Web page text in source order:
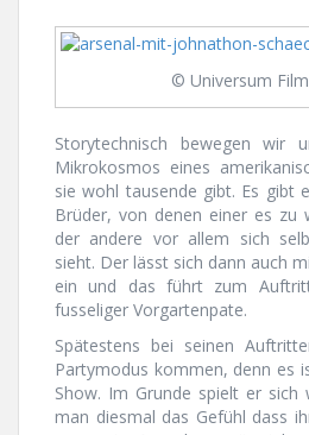
© Universum
Storytechnisch bewegen wir
Mikrokosmos eines
sie wohl tausende gibt. Es gibt
Brüder, von denen einer es zu
der andere vor allem sich
sieht. Der lässt sich dann auch
ein und das führt zum
fusseliger Vorgartenpate.
Spätestens bei seinen
Partymodus kommen, denn es
Show. Im Grunde spielt er
man diesmal das Gefühl dass